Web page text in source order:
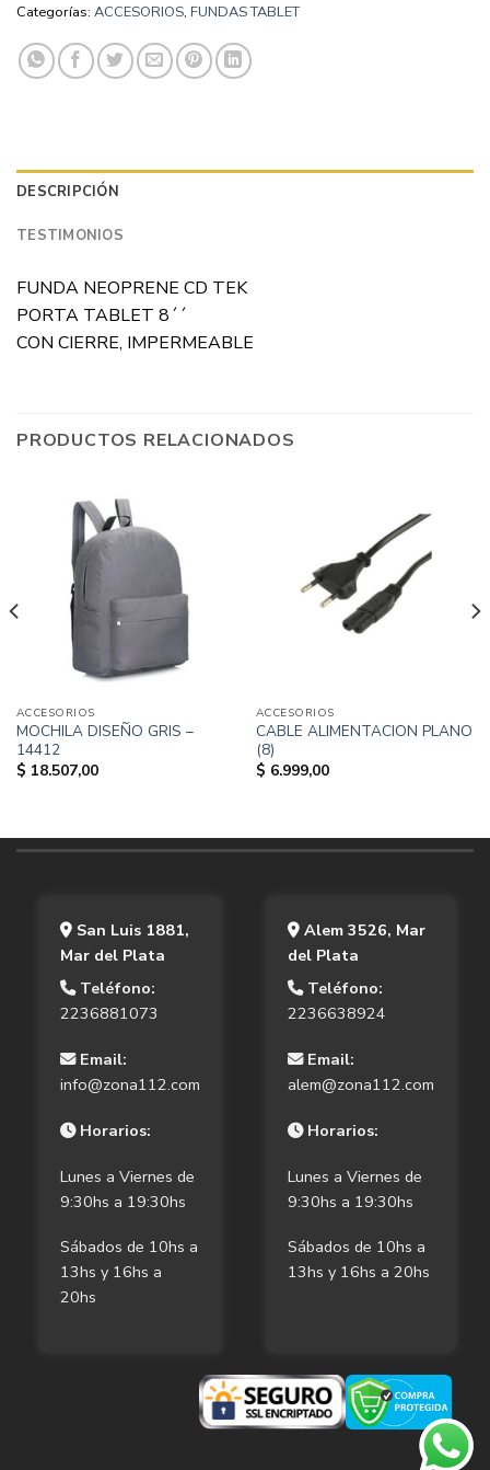
Categorías: ACCESORIOS, FUNDAS TABLET
DESCRIPCIÓN
TESTIMONIOS
FUNDA NEOPRENE CD TEK
PORTA TABLET 8´´
CON CIERRE, IMPERMEABLE
PRODUCTOS RELACIONADOS
ACCESORIOS
MOCHILA DISEÑO GRIS –
14412
$ 18.507,00
ACCESORIOS
CABLE ALIMENTACION PLANO
(8)
$ 6.999,00
San Luis 1881,
Mar del Plata
Teléfono:
2236881073
Email:
info@zona112.com
Horarios:
Lunes a Viernes de
9:30hs a 19:30hs
Sábados de 10hs a
13hs y 16hs a
20hs
Alem 3526, Mar
del Plata
Teléfono:
2236638924
Email:
alem@zona112.com
Horarios:
Lunes a Viernes de
9:30hs a 19:30hs
Sábados de 10hs a
13hs y 16hs a 20hs